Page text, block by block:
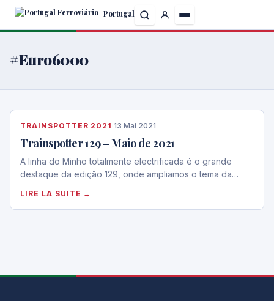
Skip
content
Portugal
#Euro6000
TRAINSPOTTER 2021 ·13 Mai 2021
Trainspotter 129 – Maio de 2021
A linha do Minho totalmente electrificada é o grande
destaque da edição 129, onde ampliamos o tema da…
LIRE LA SUITE →